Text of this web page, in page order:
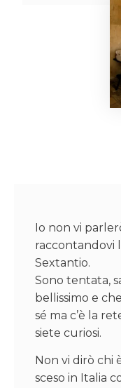
Io non vi
raccontandovi
Sextantio.
Sono tentata,
bellissimo e
sé ma c’è la
siete curiosi.
Non vi dirò chi
sceso in Italia